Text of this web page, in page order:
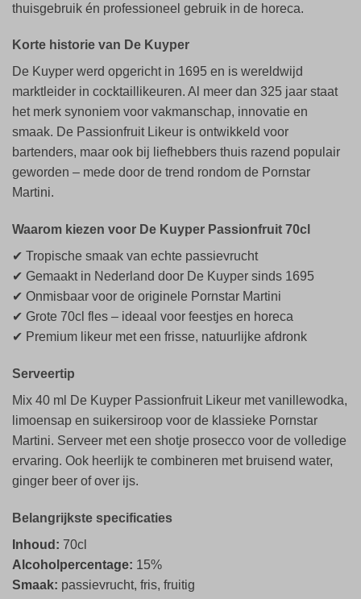
thuisgebruik én professioneel gebruik in de horeca.
Korte historie van De Kuyper
De Kuyper werd opgericht in 1695 en is wereldwijd
marktleider in cocktaillikeuren. Al meer dan 325 jaar staat
het merk synoniem voor vakmanschap, innovatie en
smaak. De Passionfruit Likeur is ontwikkeld voor
bartenders, maar ook bij liefhebbers thuis razend populair
geworden – mede door de trend rondom de Pornstar
Martini.
Waarom kiezen voor De Kuyper Passionfruit 70cl
✔ Tropische smaak van echte passievrucht
✔ Gemaakt in Nederland door De Kuyper sinds 1695
✔ Onmisbaar voor de originele Pornstar Martini
✔ Grote 70cl fles – ideaal voor feestjes en horeca
✔ Premium likeur met een frisse, natuurlijke afdronk
Serveertip
Mix 40 ml De Kuyper Passionfruit Likeur met vanillewodka,
limoensap en suikersiroop voor de klassieke Pornstar
Martini. Serveer met een shotje prosecco voor de volledige
ervaring. Ook heerlijk te combineren met bruisend water,
ginger beer of over ijs.
Belangrijkste specificaties
Inhoud: 70cl
Alcoholpercentage: 15%
Smaak: passievrucht, fris, fruitig